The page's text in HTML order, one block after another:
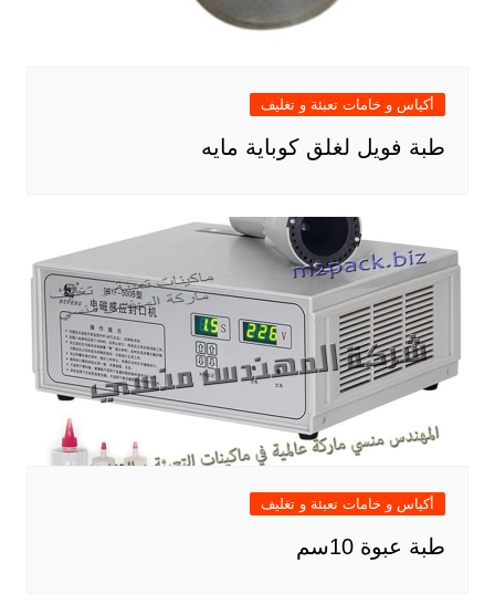
أكياس و خامات تعبئة و تغليف
طبة فويل لغلق كوباية مايه
أكياس و خامات تعبئة و تغليف
طبة عبوة 10سم